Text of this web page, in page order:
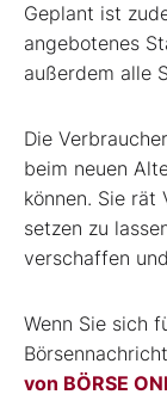
Geplant ist
angebotenes
außerdem alle
Die
beim neuen
können. Sie rät
setzen zu
verschaffen
Wenn Sie sich
von BÖRSE